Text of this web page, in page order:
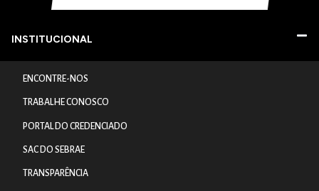
INSTITUCIONAL
ENCONTRE-NOS
TRABALHE CONOSCO
PORTAL DO CREDENCIADO
SAC DO SEBRAE
TRANSPARÊNCIA